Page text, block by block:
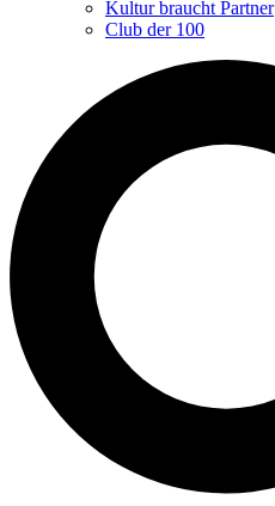
Kultur braucht Partner
Club der 100